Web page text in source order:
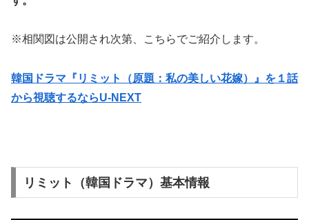
※相関図は公開され次第、こちらでご紹介します。
韓国ドラマ『リミット（原題：私の美しい花嫁）』を１話
から視聴するならU-NEXT
リミット（韓国ドラマ）基本情報